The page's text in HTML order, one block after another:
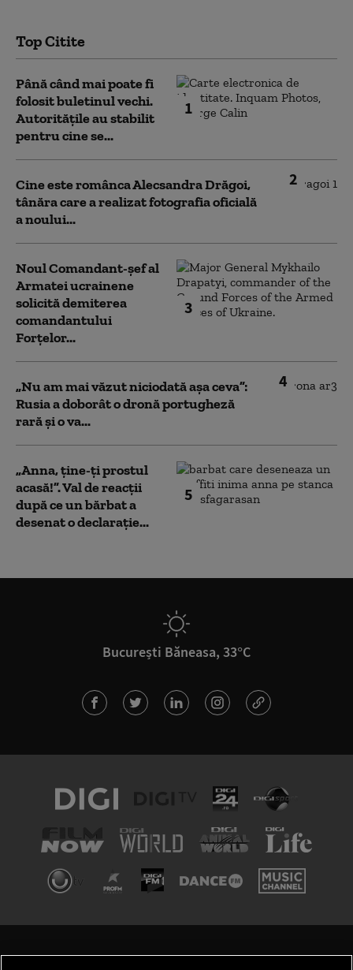
Top Citite
1
Până când mai poate fi
folosit buletinul vechi.
Autoritățile au stabilit
pentru cine se...
2
Cine este românca Alecsandra Drăgoi,
tânăra care a realizat fotografia oficială
a noului...
3
Noul Comandant-șef al
Armatei ucrainene
solicită demiterea
comandantului
Forțelor...
4
„Nu am mai văzut niciodată așa ceva”:
Rusia a doborât o dronă portugheză
rară și o va...
5
„Anna, ţine-ţi prostul
acasă!”. Val de reacții
după ce un bărbat a
desenat o declarație...
București Băneasa, 33°C